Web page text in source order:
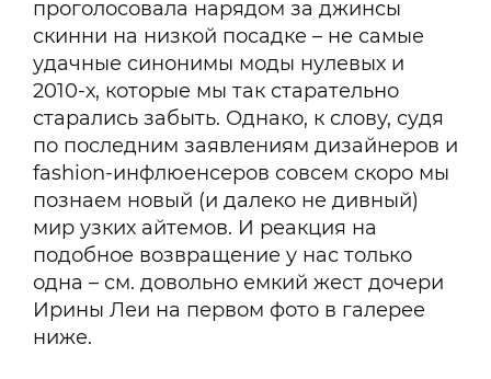
проголосовала нарядом за джинсы
скинни на низкой посадке – не самые
удачные синонимы моды нулевых и
2010-х, которые мы так старательно
старались забыть. Однако, к слову, судя
по последним заявлениям дизайнеров и
fashion-инфлюенсеров совсем скоро мы
познаем новый (и далеко не дивный)
мир узких айтемов. И реакция на
подобное возвращение у нас только
одна – см. довольно емкий жест дочери
Ирины Леи на первом фото в галерее
ниже.